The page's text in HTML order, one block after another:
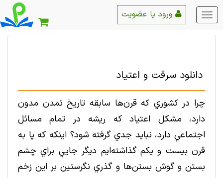
منو
اصلی
دانلود سرقت و اعتياد
چرا در كشوري كه قرن‌ها سابقه تاريخ تمدن مدون
دارد، مشكل اعتياد كه ريشه در تمام مسائل
اجتماعي دارد، نبايد جدي گرفته شود؟ اينكه كه پا به
قرن بيست و يكم گذاشته‌ايم ديگر جايي براي چشم
بستن و گوش بستن‌ها و گذري نگرستين بر اين زخم